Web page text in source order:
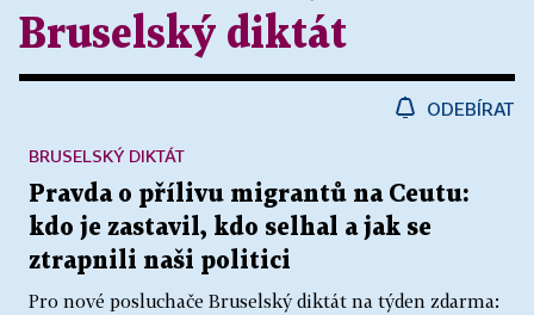
Bruselský diktát
ODEBÍRAT
Pravda o přílivu migrantů na Ceutu:
kdo je zastavil, kdo selhal a jak se
ztrapnili naši politici
Pro nové posluchače Bruselský diktát na týden zdarma:
BRUSELSKÝ DIKTÁT